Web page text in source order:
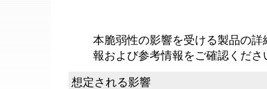
本脆弱性の影響を受ける製品の
報および参考情報をご確認くださ
想定される影響